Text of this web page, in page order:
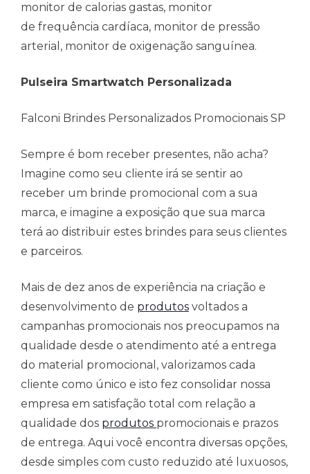
monitor de calorias gastas, monitor
de frequência cardíaca, monitor de pressão
arterial, monitor de oxigenação sanguínea.
Pulseira Smartwatch Personalizada
Falconi Brindes Personalizados Promocionais SP
Sempre é bom receber presentes, não acha?
Imagine como seu cliente irá se sentir ao
receber um brinde promocional com a sua
marca, e imagine a exposição que sua marca
terá ao distribuir estes brindes para seus clientes
e parceiros.
Mais de dez anos de experiência na criação e
desenvolvimento de produtos voltados a
campanhas promocionais nos preocupamos na
qualidade desde o atendimento até a entrega
do material promocional, valorizamos cada
cliente como único e isto fez consolidar nossa
empresa em satisfação total com relação a
qualidade dos produtos promocionais e prazos
de entrega. Aqui você encontra diversas opções,
desde simples com custo reduzido até luxuosos,